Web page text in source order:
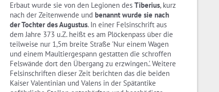
Erbaut wurde sie von den Legionen des Tiberius, kurz
nach der Zeitenwende und benannt wurde sie nach
der Tochter des Augustus. In einer Felsinschrift aus
dem Jahre 373 u.Z. heißt es am Plöckenpass über die
teilweise nur 1,5m breite Straße 'Nur einem Wagen
und einem Maultiergespann gestatten die schroffen
Felswände dort den Übergang zu erzwingen.'. Weitere
Felsinschriften dieser Zeit berichten das die beiden
Kaiser Valentinian und Valens in der Spätantike